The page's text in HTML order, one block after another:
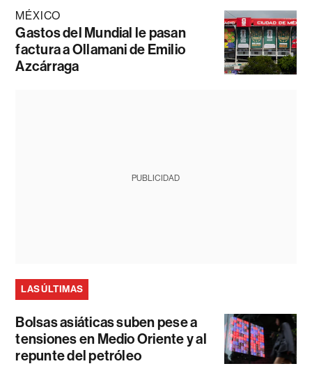
MÉXICO
Gastos del Mundial le pasan
factura a Ollamani de Emilio
Azcárraga
PUBLICIDAD
LAS ÚLTIMAS
Bolsas asiáticas suben pese a
tensiones en Medio Oriente y al
repunte del petróleo